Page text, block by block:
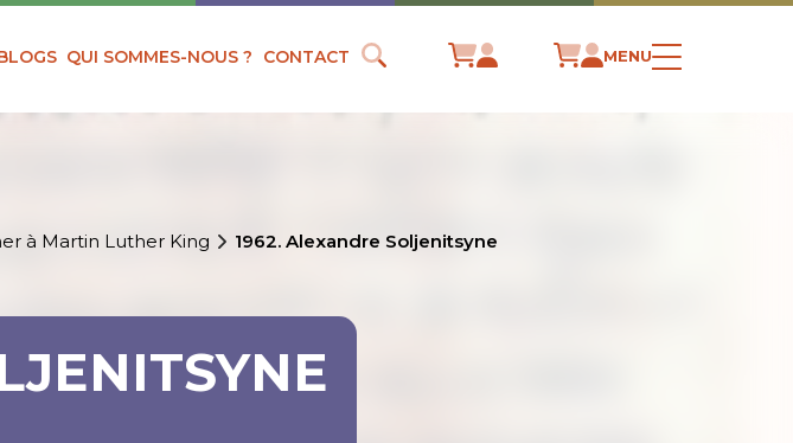
QUI SOMMES-NOUS ? CONTACT MENU
à Martin Luther King 1962. Alexandre Soljenitsyne